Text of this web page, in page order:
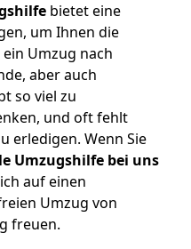
bietet eine
um Ihnen die
Umzug nach
aber auch
so viel zu
und oft fehlt
erledigen. Wenn Sie
Umzugshilfe bei uns
auf einen
Umzug von
freuen.